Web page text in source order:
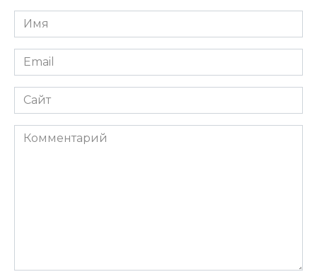
Имя
*
Email
*
Сайт
Комментарий